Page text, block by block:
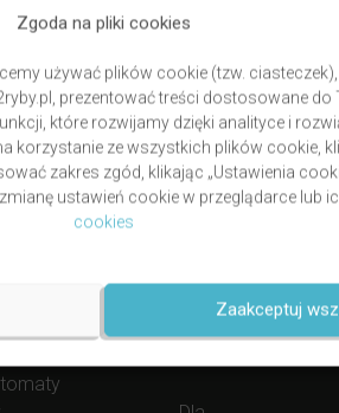
Zgoda na pliki cookies
używać plików cookie (tzw. ciasteczek),
prezentować treści dostosowane
które rozwijamy dzięki analityce i
korzystanie ze wszystkich plików cookie,
zakres zgód, klikając „Ustawienia
ustawień cookie w przeglądarce lub
cookies
Zaakceptuj
Darmowej
Dostawy